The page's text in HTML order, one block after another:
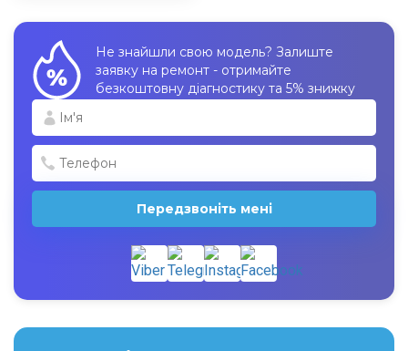
Не знайшли свою модель? Залиште
заявку на ремонт - отримайте
безкоштовну діагностику та 5% знижку
Передзвоніть мені